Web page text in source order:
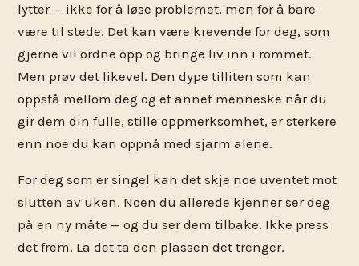
lytter — ikke for å løse problemet, men for å bare
være til stede. Det kan være krevende for deg, som
gjerne vil ordne opp og bringe liv inn i rommet.
Men prøv det likevel. Den dype tilliten som kan
oppstå mellom deg og et annet menneske når du
gir dem din fulle, stille oppmerksomhet, er sterkere
enn noe du kan oppnå med sjarm alene.
For deg som er singel kan det skje noe uventet mot
slutten av uken. Noen du allerede kjenner ser deg
på en ny måte — og du ser dem tilbake. Ikke press
det frem. La det ta den plassen det trenger.